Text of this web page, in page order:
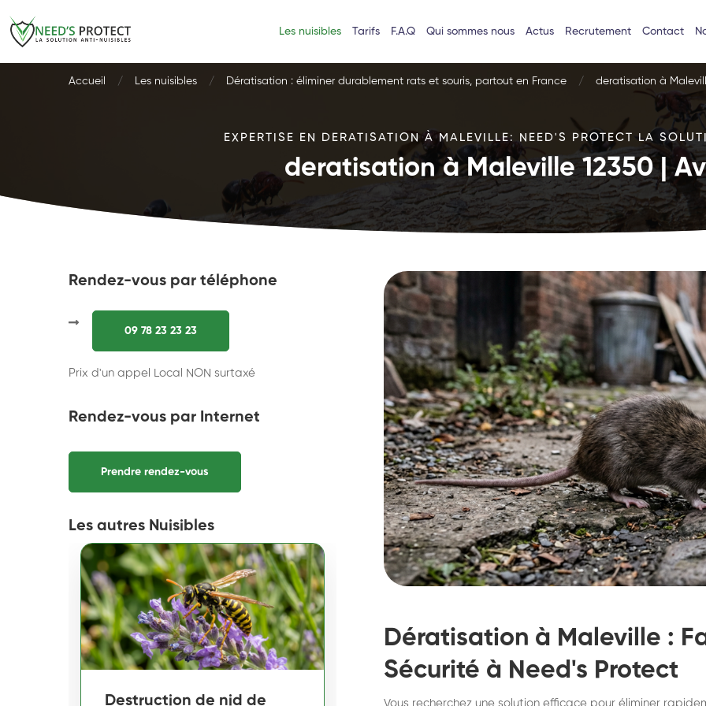
Les nuisibles Tarifs F.A.Q Qui sommes nous Actus Recrutement Contact
Accueil Les nuisibles Dératisation : éliminer durablement rats et souris, partout en France deratisation à
EXPERTISE EN DERATISATION À MALEVILLE: NEED'S PROTECT LA
deratisation à Maleville 12350 |
Rendez-vous par téléphone
09 78 23 23 23
Prix d'un appel Local NON surtaxé
Rendez-vous par Internet
Prendre rendez-vous
Les autres Nuisibles
Destruction de nid de
Destruction de nid de
Dératisation à Maleville :
Sécurité à Need's Protect
Vous recherchez une solution efficace pour éliminer